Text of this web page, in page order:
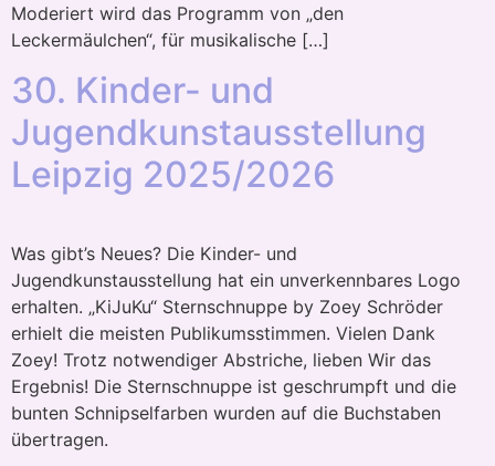
Moderiert wird das Programm von „den
Leckermäulchen“, für musikalische […]
30. Kinder- und
Jugendkunstausstellung
Leipzig 2025/2026
Was gibt’s Neues? Die Kinder- und
Jugendkunstausstellung hat ein unverkennbares Logo
erhalten. „KiJuKu“ Sternschnuppe by Zoey Schröder
erhielt die meisten Publikumsstimmen. Vielen Dank
Zoey! Trotz notwendiger Abstriche, lieben Wir das
Ergebnis! Die Sternschnuppe ist geschrumpft und die
bunten Schnipselfarben wurden auf die Buchstaben
übertragen.